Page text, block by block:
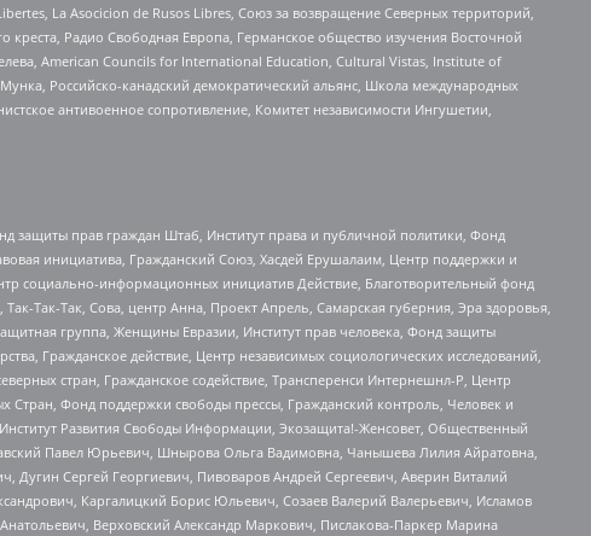
La Asocicion de Rusos Libres, Союз за возвращение Северных территорий,
Радио Свободная Европа, Германское общество изучения Восточной
American Councils for International Education, Cultural Vistas, Institute of
Российско-канадский демократический альянс, Школа международных
антивоенное сопротивление, Комитет независимости Ингушетии,
защиты прав граждан Штаб, Институт права и публичной политики, Фонд
инициатива, Гражданский Союз, Хасдей Ерушалаим, Центр поддержки и
социально-информационных инициатив Действие, Благотворительный фонд
Так-Так, Сова, центр Анна, Проект Апрель, Самарская губерния, Эра здоровья,
группа, Женщины Евразии, Институт прав человека, Фонд защиты
Гражданское действие, Центр независимых социологических исследований,
стран, Гражданское содействие, Трансперенси Интернешнл-Р, Центр
Стран, Фонд поддержки свободы прессы, Гражданский контроль, Человек и
Развития Свободы Информации, Экозащита!-Женсовет, Общественный
Павел Юрьевич, Шнырова Ольга Вадимовна, Чанышева Лилия Айратовна,
Дугин Сергей Георгиевич, Пивоваров Андрей Сергеевич, Аверин Виталий
Каргалицкий Борис Юльевич, Созаев Валерий Валерьевич, Исламов
Верховский Александр Маркович, Пислакова-Паркер Марина